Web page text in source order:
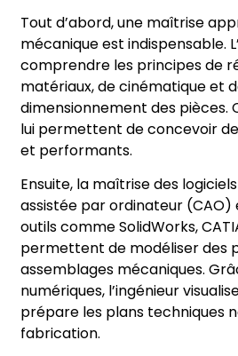
Tout d’abord, une maîtrise
mécanique est indispensable.
comprendre les principes de
matériaux, de cinématique et
dimensionnement des pièces.
lui permettent de concevoir
et performants.
Ensuite, la maîtrise des
assistée par ordinateur (CAO)
outils comme SolidWorks,
permettent de modéliser des
assemblages mécaniques.
numériques, l’ingénieur
prépare les plans techniques
fabrication.